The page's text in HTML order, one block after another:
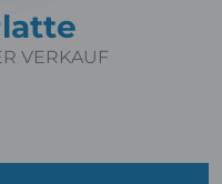
VERKAUF